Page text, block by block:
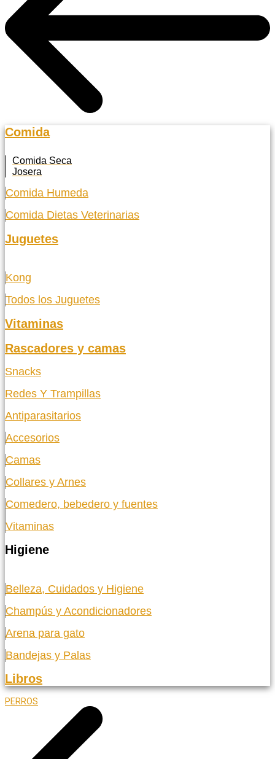
Comida
Comida Seca
Josera
Comida Humeda
Comida Dietas Veterinarias
Juguetes
Kong
Todos los Juguetes
Vitaminas
Rascadores y camas
Snacks
Redes Y Trampillas
Antiparasitarios
Accesorios
Camas
Collares y Arnes
Comedero, bebedero y fuentes
Vitaminas
Higiene
Belleza, Cuidados y Higiene
Champús y Acondicionadores
Arena para gato
Bandejas y Palas
Libros
PERROS